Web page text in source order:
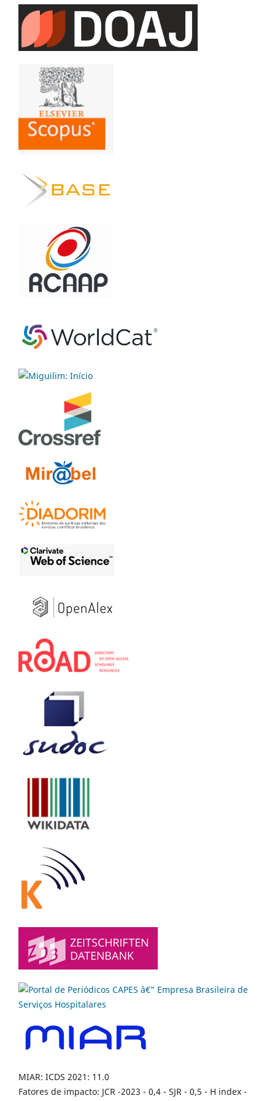
MIAR: ICDS 2021: 11.0
Fatores de impacto: JCR -2023 - 0,4 - SJR - 0,5 - H index -